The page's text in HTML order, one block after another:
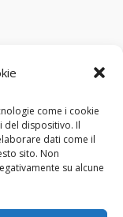
come i cookie
del dispositivo. Il
dati come il
sito. Non
su alcune